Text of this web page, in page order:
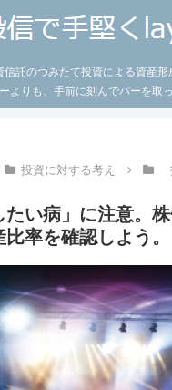
信託のつみたて投資による資産
よりも、手前に刻んでパーを取
投資に対する考え
たい病」に注意。
率を確認しよう。